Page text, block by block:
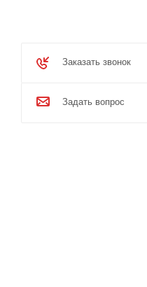
Заказать звонок
Задать вопрос